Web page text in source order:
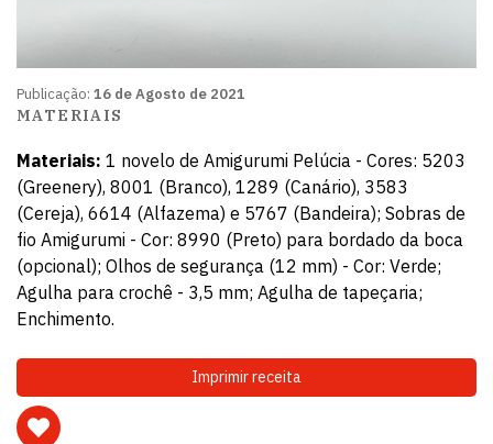
Publicação: 16 de Agosto de 2021
MATERIAIS
Materiais: 1 novelo de Amigurumi Pelúcia - Cores: 5203
(Greenery), 8001 (Branco), 1289 (Canário), 3583
(Cereja), 6614 (Alfazema) e 5767 (Bandeira); Sobras de
fio Amigurumi - Cor: 8990 (Preto) para bordado da boca
(opcional); Olhos de segurança (12 mm) - Cor: Verde;
Agulha para crochê - 3,5 mm; Agulha de tapeçaria;
Enchimento.
Imprimir receita